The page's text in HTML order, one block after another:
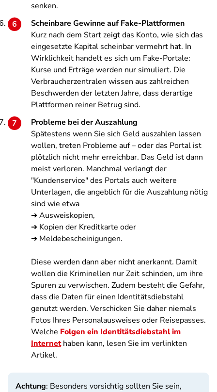
senken.
Scheinbare Gewinne auf Fake-Plattformen
Kurz nach dem Start zeigt das Konto, wie sich das
eingesetzte Kapital scheinbar vermehrt hat. In
Wirklichkeit handelt es sich um Fake-Portale:
Kurse und Erträge werden nur simuliert. Die
Verbraucherzentralen wissen aus zahlreichen
Beschwerden der letzten Jahre, dass derartige
Plattformen reiner Betrug sind.
Probleme bei der Auszahlung
Spätestens wenn Sie sich Geld auszahlen lassen
wollen, treten Probleme auf – oder das Portal ist
plötzlich nicht mehr erreichbar. Das Geld ist dann
meist verloren. Manchmal verlangt der
"Kundenservice" des Portals auch weitere
Unterlagen, die angeblich für die Auszahlung nötig
sind wie etwa
➔ Ausweiskopien,
➔ Kopien der Kreditkarte oder
➔ Meldebescheinigungen.
Diese werden dann aber nicht anerkannt. Damit
wollen die Kriminellen nur Zeit schinden, um ihre
Spuren zu verwischen. Zudem besteht die Gefahr,
dass die Daten für einen Identitätsdiebstahl
genutzt werden. Verschicken Sie daher niemals
Fotos Ihres Personalausweises oder Reisepasses.
Welche Folgen ein Identitätsdiebstahl im
Internethaben kann, lesen Sie im verlinkten
Artikel.
Achtung: Besonders vorsichtig sollten Sie sein,